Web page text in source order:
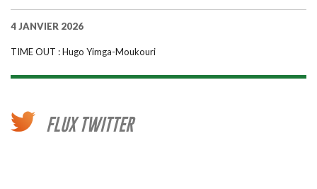
4 JANVIER 2026
TIME OUT : Hugo Yimga-Moukouri
FLUX TWITTER